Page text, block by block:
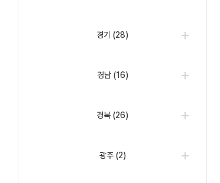
경기 (28)
경남 (16)
경북 (26)
광주 (2)